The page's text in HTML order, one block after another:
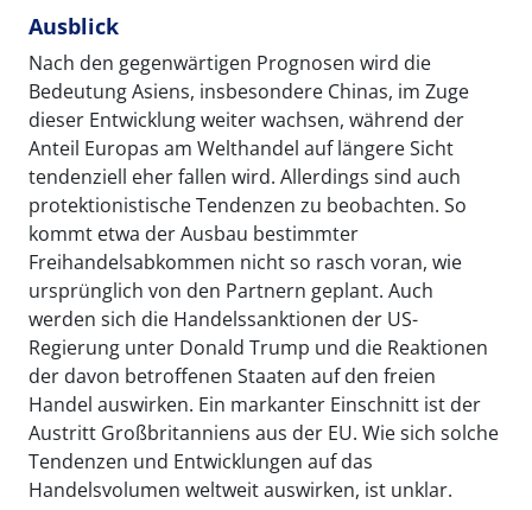
Ausblick
Nach den gegenwärtigen Prognosen wird die
Bedeutung Asiens, insbesondere Chinas, im Zuge
dieser Entwicklung weiter wachsen, während der
Anteil Europas am Welthandel auf längere Sicht
tendenziell eher fallen wird. Allerdings sind auch
protektionistische Tendenzen zu beobachten. So
kommt etwa der Ausbau bestimmter
Freihandelsabkommen nicht so rasch voran, wie
ursprünglich von den Partnern geplant. Auch
werden sich die Handelssanktionen der US-
Regierung unter Donald Trump und die Reaktionen
der davon betroffenen Staaten auf den freien
Handel auswirken. Ein markanter Einschnitt ist der
Austritt Großbritanniens aus der EU. Wie sich solche
Tendenzen und Entwicklungen auf das
Handelsvolumen weltweit auswirken, ist unklar.